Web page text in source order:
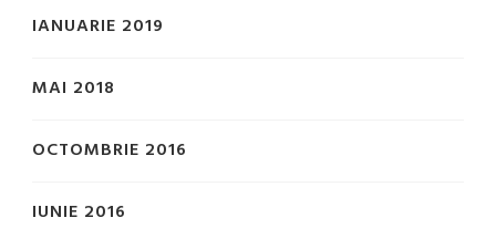
IANUARIE 2019
MAI 2018
OCTOMBRIE 2016
IUNIE 2016